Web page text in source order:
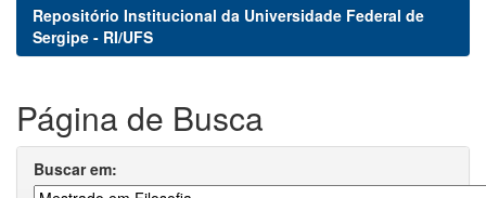
Repositório Institucional da Universidade Federal de
Sergipe - RI/UFS
Página de Busca
Buscar em: